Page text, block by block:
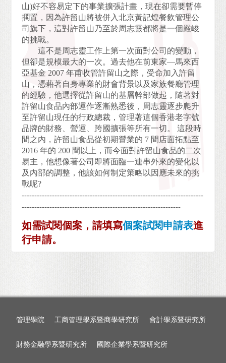
山)好不容易定下的事業擴張計畫，現在卻需要暫停
擱置，因為許留山將被併入北京黃記煌餐飲管理公
司旗下，這對許留山乃至於周志靈都將是一個嚴峻
的挑戰。
這不是周志靈工作上第一次面對公司的變動，
但卻是規模最大的一次。過去他在前東家—馬來西
亞基金 2007 年甫收管許留山之際，受命加入許留
山，憑藉著自身專業的財會背景以及家族餐廳管理
的經驗，他選擇從許留山的基層幹部做起，隨著對
許留山食品內部運作逐漸熟悉後，周志靈逐步爬升
至許留山現任的行政總裁，管理著這個香港老字號
品牌的財務、營運、跨國擴張等所有一切。 這段時
間之內，許留山食品從初期營業的 7 間店面拓點至
2016 年的 200 間以上，而今面對許留山食品的二次
易主，他想像著公司即將面臨一連串外來的變化以
及內部的調整，他該如何制定策略以因應未來的挑
戰呢?
------------------------------------------------------------------------
---------------------------------------------------------------
如需試閱個案，請填寫個案試閱申請表進
行申請。
管理學院 工商管理學系暨商學研究所 會計學系暨研究所
財務金融學系暨研究所 國際企業學系暨研究所